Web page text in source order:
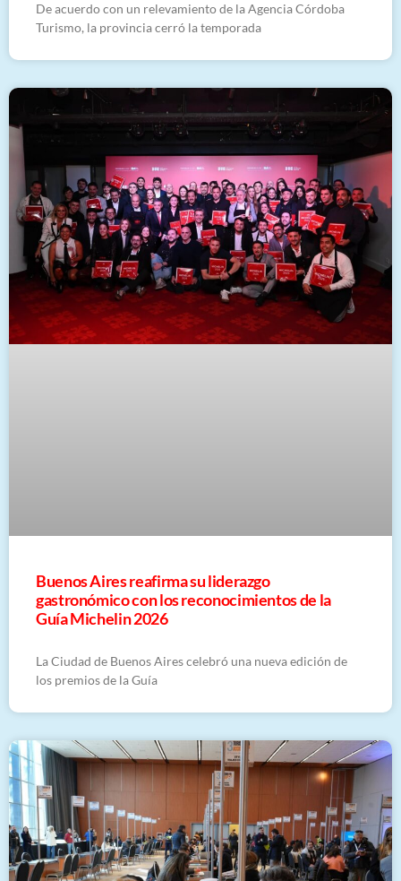
De acuerdo con un relevamiento de la Agencia Córdoba
Turismo, la provincia cerró la temporada
Buenos Aires reafirma su liderazgo
gastronómico con los reconocimientos de la
Guía Michelin 2026
La Ciudad de Buenos Aires celebró una nueva edición de
los premios de la Guía